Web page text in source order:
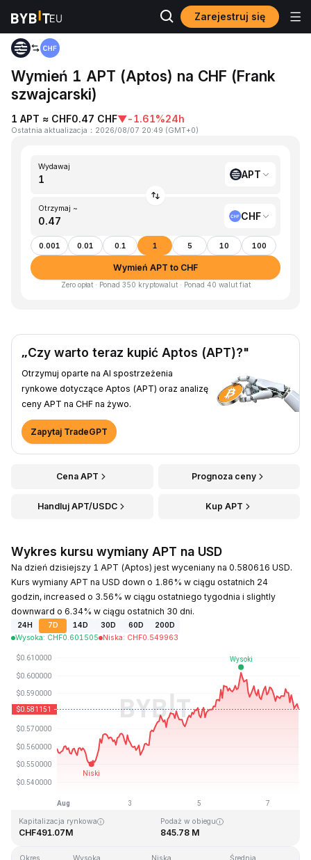
Zarejestruj się
Strona główna
Wymień 1 APT (Aptos) na CHF (Frank
szwajcarski)
1 APT ≈ CHF0.47 CHF▼-1.61%24h
Ostatnia aktualizacja ： 2026/08/07 20:49 (GMT+0)
Wydawaj
APT
Otrzymaj ~
CHF
0.001 0.01 0.1 1 5 10 100
Wymień APT to CHF
Zero opłat · Ponad 350 kryptowalut · Ponad 40 walut fiat
„Czy warto teraz kupić Aptos (APT)?"
Otrzymuj oparte na AI spostrzeżenia
rynkowe dotyczące Aptos (APT) oraz analizę
ceny APT na CHF na żywo.
Zapytaj TradeGPT
Cena APT Prognoza ceny
Handluj APT/USDC Kup APT
Wykres kursu wymiany APT na USD
Na dzień dzisiejszy 1 APT (Aptos) jest wyceniany na 0.580616 USD.
Kurs wymiany APT na USD down o 1.86% w ciągu ostatnich 24
godzin, increased o 3.56% w ciągu ostatniego tygodnia i slightly
downward o 6.34% w ciągu ostatnich 30 dni.
24H 7D 14D 30D 60D
200D
Wysoka: CHF0.601505 Niska: CHF0.549963
Ostatnia aktualizacja strony: 2026-08-07, 20:49 GMT+0
CHF19.92 CHF0.545459
Kapitalizacja rynkowa
CHF491.07M
Podaż w obiegu
845.78 M
Okres Wysoka Niska Średnia